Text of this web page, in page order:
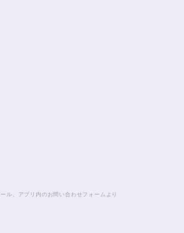
ル、アプリ内のお問い合わせフォームより